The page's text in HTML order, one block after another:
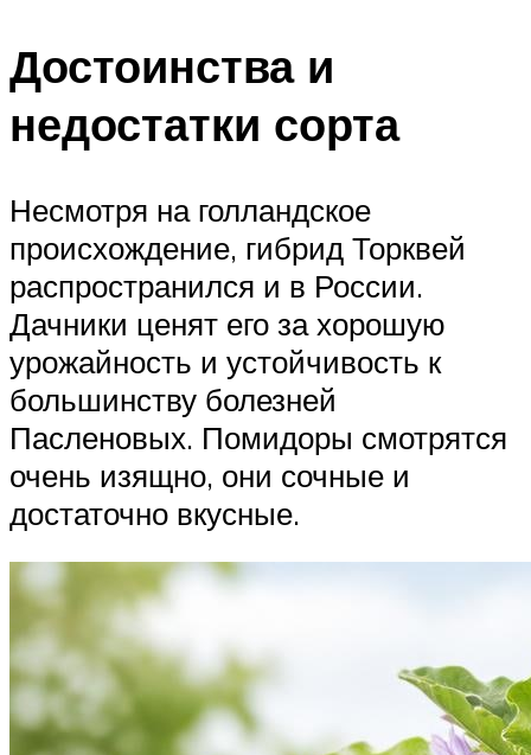
Достоинства и
недостатки сорта
Несмотря на голландское
происхождение, гибрид Торквей
распространился и в России.
Дачники ценят его за хорошую
урожайность и устойчивость к
большинству болезней
Пасленовых. Помидоры смотрятся
очень изящно, они сочные и
достаточно вкусные.